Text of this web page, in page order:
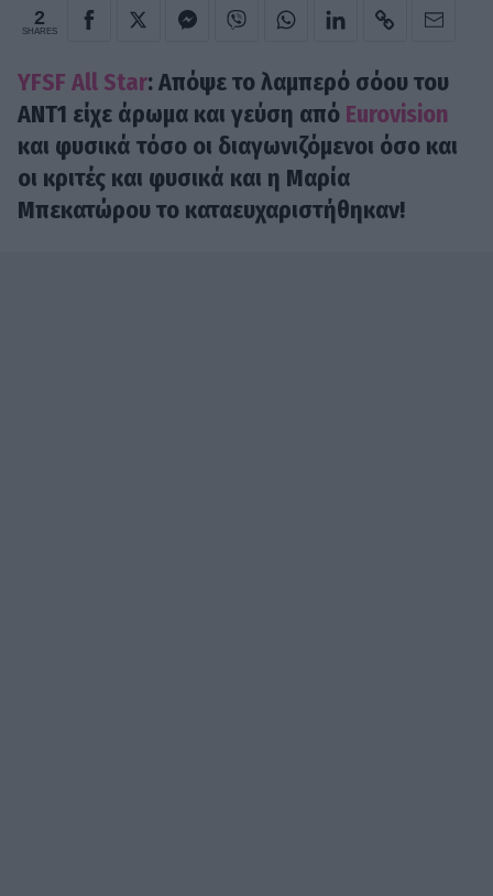
2
SHARES
YFSF All Star: Απόψε το λαμπερό σόου του
ΑΝΤ1 είχε άρωμα και γεύση από Eurovision
και φυσικά τόσο οι διαγωνιζόμενοι όσο και
οι κριτές και φυσικά και η Μαρία
Μπεκατώρου το καταευχαριστήθηκαν!